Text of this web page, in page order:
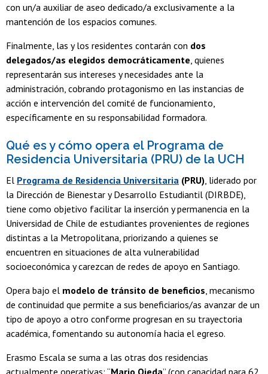
con un/a auxiliar de aseo dedicado/a exclusivamente a la
mantención de los espacios comunes.
Finalmente, las y los residentes contarán con dos
delegados/as elegidos democráticamente , quienes
representarán sus intereses y necesidades ante la
administración, cobrando protagonismo en las instancias de
acción e intervención del comité de funcionamiento,
específicamente en su responsabilidad formadora.
Qué es y cómo opera el Programa de
Residencia Universitaria (PRU) de la UCH
El Programa de Residencia Universitaria (PRU) , liderado por
la Dirección de Bienestar y Desarrollo Estudiantil (DIRBDE),
tiene como objetivo facilitar la inserción y permanencia en la
Universidad de Chile de estudiantes provenientes de regiones
distintas a la Metropolitana, priorizando a quienes se
encuentren en situaciones de alta vulnerabilidad
socioeconómica y carezcan de redes de apoyo en Santiago.
Opera bajo el modelo de tránsito de beneficios , mecanismo
de continuidad que permite a sus beneficiarios/as avanzar de un
tipo de apoyo a otro conforme progresan en su trayectoria
académica, fomentando su autonomía hacia el egreso.
Erasmo Escala se suma a las otras dos residencias
actualmente operativas: “Mario Ojeda” (con capacidad para 62